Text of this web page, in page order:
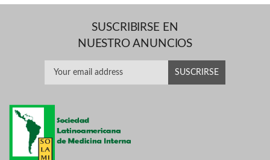
SUSCRIBIRSE EN
NUESTRO ANUNCIOS